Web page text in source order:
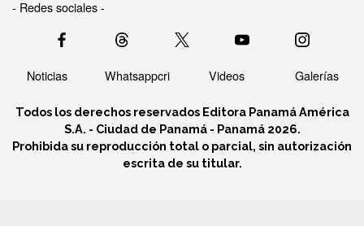
- Redes sociales -
Noticias Whatsappcri Videos Galerías
Todos los derechos reservados Editora Panamá América
S.A. - Ciudad de Panamá - Panamá 2026.
Prohibida su reproducción total o parcial, sin autorización
escrita de su titular.